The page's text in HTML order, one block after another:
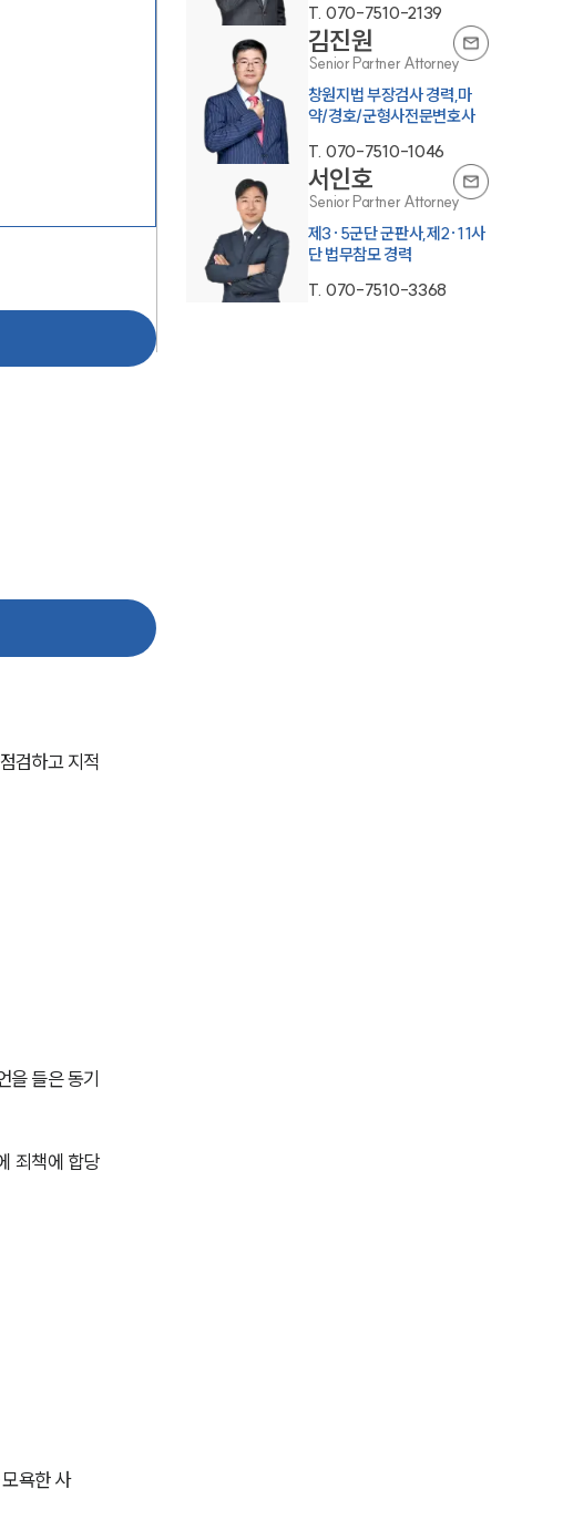
그룹소개
그룹소개
검하고 지적
들은 동기
죄책에 합당
욕한 사
T. 070-7510-2139
김진원
Senior Partner Attorney
창원지법 부장검사 경력,마
약/경호/군형사전문변호사
T. 070-7510-1046
서인호
Senior Partner Attorney
제3·5군단 군판사,제2·11사
단 법무참모 경력
T. 070-7510-3368